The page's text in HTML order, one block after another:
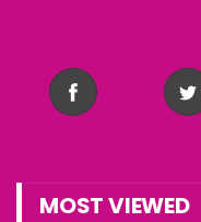
MOST VIEWED